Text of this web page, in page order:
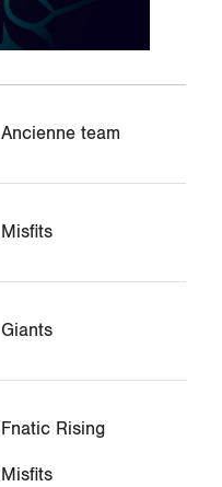
Ancienne team
Misfits
Giants
Fnatic Rising
Misfits